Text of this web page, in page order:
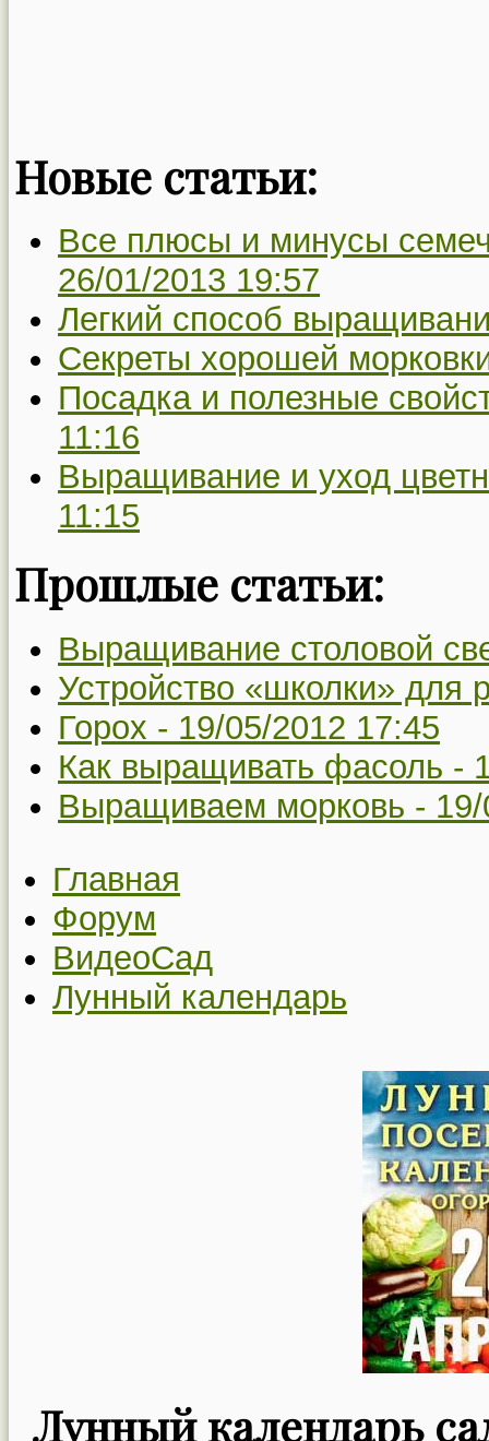
Новые статьи:
Все плюсы и минусы
26/01/2013 19:57
Легкий способ
Секреты хорошей
Посадка и полезные
11:16
Выращивание и уход
11:15
Прошлые статьи:
Выращивание столовой
Устройство «школки» для
Горох - 19/05/2012 17:45
Как выращивать фасоль -
Выращиваем морковь -
Главная
Форум
ВидеоСад
Лунный календарь
Лунный календарь